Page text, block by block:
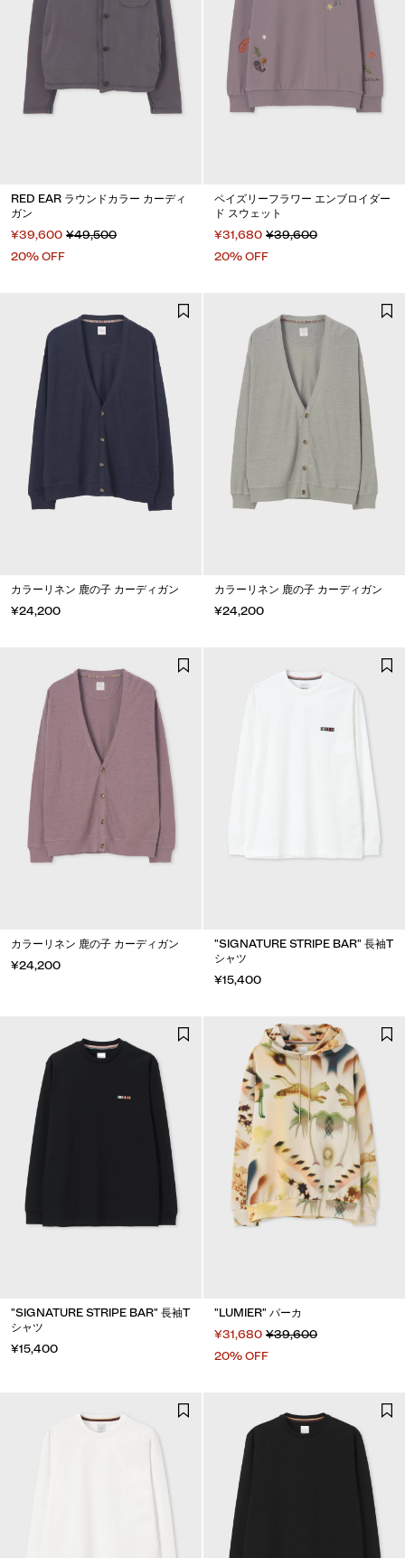
RED EAR ラウンドカラー カーディ
ガン
¥39,600 ¥49,500
20% OFF
ペイズリーフラワー エンブロイダー
ド スウェット
¥31,680 ¥39,600
20% OFF
カラーリネン 鹿の子 カーディガン
¥24,200
カラーリネン 鹿の子 カーディガン
¥24,200
カラーリネン 鹿の子 カーディガン
¥24,200
"SIGNATURE STRIPE BAR" 長袖T
シャツ
¥15,400
"SIGNATURE STRIPE BAR" 長袖T
シャツ
¥15,400
"LUMIER" パーカ
¥31,680 ¥39,600
20% OFF